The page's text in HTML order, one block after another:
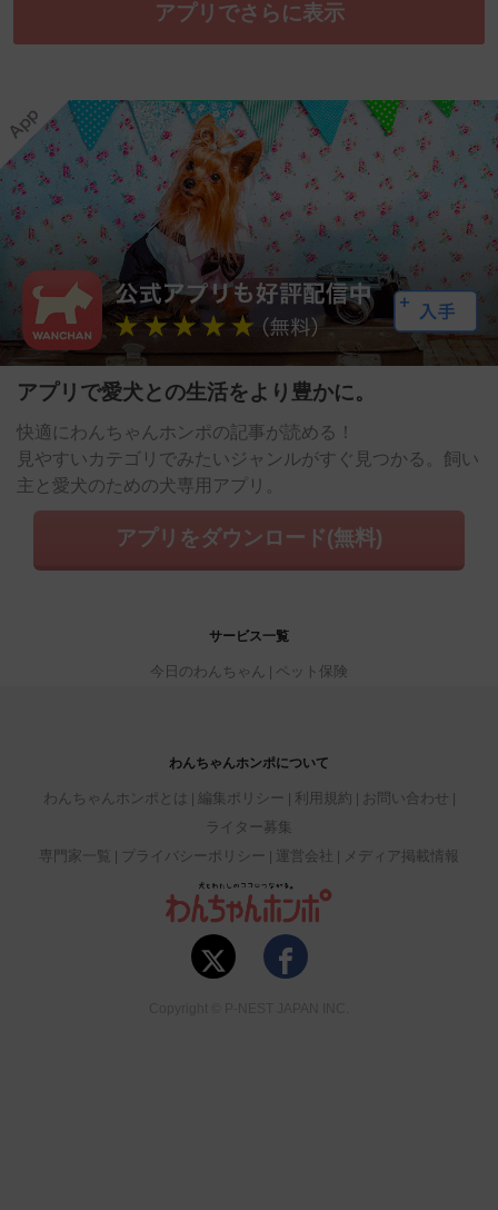
アプリでさらに表示
アプリで愛犬との生活をより豊かに。
快適にわんちゃんホンポの記事が読める！
見やすいカテゴリでみたいジャンルがすぐ見つかる。飼い
主と愛犬のための犬専用アプリ。
アプリをダウンロード(無料)
サービス一覧
今日のわんちゃん ペット保険
わんちゃんホンポについて
わんちゃんホンポとは 編集ポリシー 利用規約
お問い合わせ
ライター募集
専門家一覧
プライバシーポリシー 運営会社 メディア掲載情報